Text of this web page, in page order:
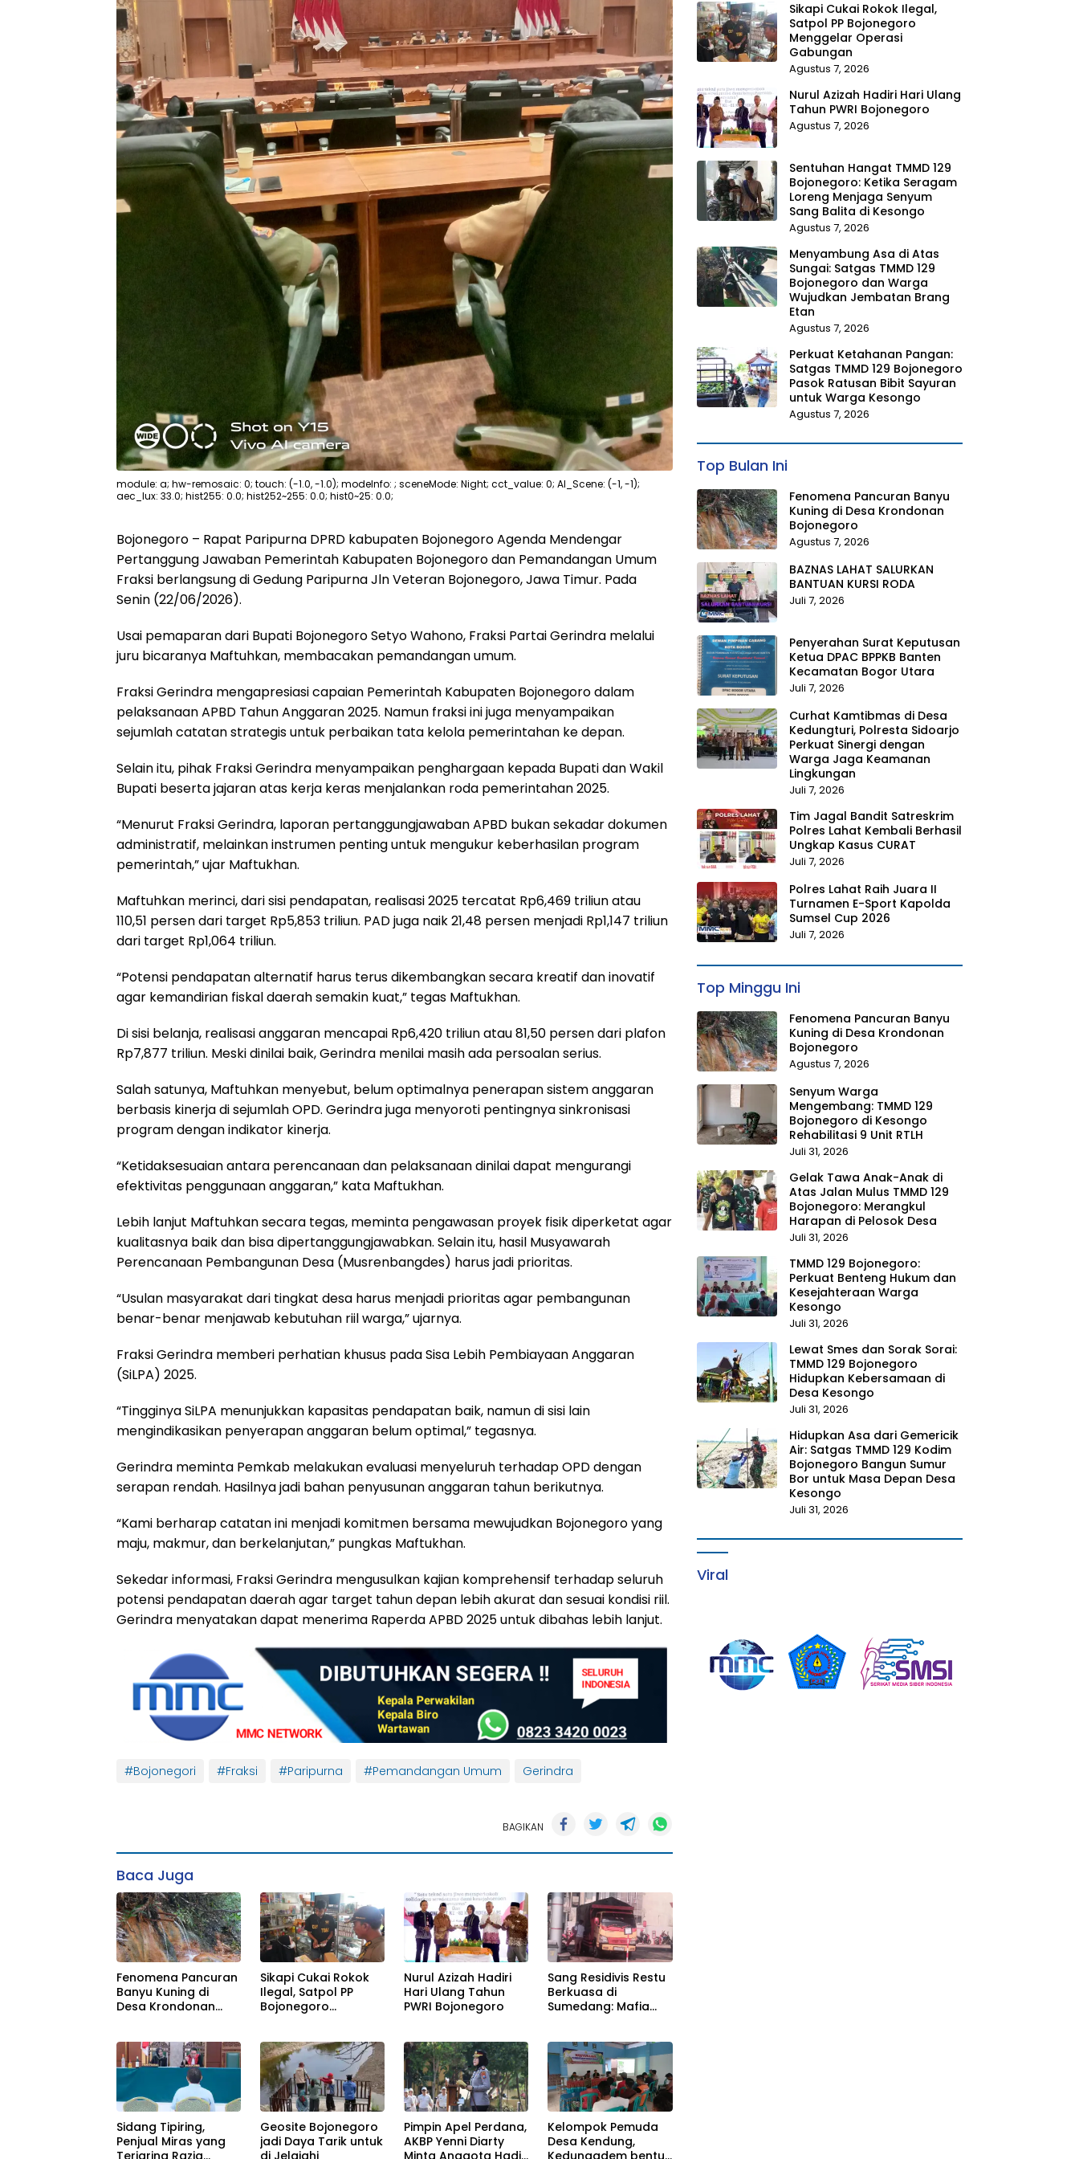
module: a; hw-remosaic: 0; touch: (-1.0, -1.0); modeInfo: ; sceneMode: Night; cct_value: 0; AI_Scene: (-1, -1);
aec_lux: 33.0; hist255: 0.0; hist252~255: 0.0; hist0~25: 0.0;
Bojonegoro – Rapat Paripurna DPRD kabupaten Bojonegoro Agenda Mendengar
Pertanggung Jawaban Pemerintah Kabupaten Bojonegoro dan Pemandangan Umum
Fraksi berlangsung di Gedung Paripurna Jln Veteran Bojonegoro, Jawa Timur. Pada
Senin (22/06/2026).
Usai pemaparan dari Bupati Bojonegoro Setyo Wahono, Fraksi Partai Gerindra melalui
juru bicaranya Maftuhkan, membacakan pemandangan umum.
Fraksi Gerindra mengapresiasi capaian Pemerintah Kabupaten Bojonegoro dalam
pelaksanaan APBD Tahun Anggaran 2025. Namun fraksi ini juga menyampaikan
sejumlah catatan strategis untuk perbaikan tata kelola pemerintahan ke depan.
Selain itu, pihak Fraksi Gerindra menyampaikan penghargaan kepada Bupati dan Wakil
Bupati beserta jajaran atas kerja keras menjalankan roda pemerintahan 2025.
“Menurut Fraksi Gerindra, laporan pertanggungjawaban APBD bukan sekadar dokumen
administratif, melainkan instrumen penting untuk mengukur keberhasilan program
pemerintah,” ujar Maftukhan.
Maftuhkan merinci, dari sisi pendapatan, realisasi 2025 tercatat Rp6,469 triliun atau
110,51 persen dari target Rp5,853 triliun. PAD juga naik 21,48 persen menjadi Rp1,147 triliun
dari target Rp1,064 triliun.
“Potensi pendapatan alternatif harus terus dikembangkan secara kreatif dan inovatif
agar kemandirian fiskal daerah semakin kuat,” tegas Maftukhan.
Di sisi belanja, realisasi anggaran mencapai Rp6,420 triliun atau 81,50 persen dari plafon
Rp7,877 triliun. Meski dinilai baik, Gerindra menilai masih ada persoalan serius.
Salah satunya, Maftuhkan menyebut, belum optimalnya penerapan sistem anggaran
berbasis kinerja di sejumlah OPD. Gerindra juga menyoroti pentingnya sinkronisasi
program dengan indikator kinerja.
“Ketidaksesuaian antara perencanaan dan pelaksanaan dinilai dapat mengurangi
efektivitas penggunaan anggaran,” kata Maftukhan.
Lebih lanjut Maftuhkan secara tegas, meminta pengawasan proyek fisik diperketat agar
kualitasnya baik dan bisa dipertanggungjawabkan. Selain itu, hasil Musyawarah
Perencanaan Pembangunan Desa (Musrenbangdes) harus jadi prioritas.
“Usulan masyarakat dari tingkat desa harus menjadi prioritas agar pembangunan
benar-benar menjawab kebutuhan riil warga,” ujarnya.
Fraksi Gerindra memberi perhatian khusus pada Sisa Lebih Pembiayaan Anggaran
(SiLPA) 2025.
“Tingginya SiLPA menunjukkan kapasitas pendapatan baik, namun di sisi lain
mengindikasikan penyerapan anggaran belum optimal,” tegasnya.
Gerindra meminta Pemkab melakukan evaluasi menyeluruh terhadap OPD dengan
serapan rendah. Hasilnya jadi bahan penyusunan anggaran tahun berikutnya.
“Kami berharap catatan ini menjadi komitmen bersama mewujudkan Bojonegoro yang
maju, makmur, dan berkelanjutan,” pungkas Maftukhan.
Sekedar informasi, Fraksi Gerindra mengusulkan kajian komprehensif terhadap seluruh
potensi pendapatan daerah agar target tahun depan lebih akurat dan sesuai kondisi riil.
Gerindra menyatakan dapat menerima Raperda APBD 2025 untuk dibahas lebih lanjut.
#Bojonegori #Fraksi #Paripurna #Pemandangan Umum Gerindra
BAGIKAN
Baca Juga
Fenomena Pancuran
Banyu Kuning di
Desa Krondonan
Sikapi Cukai Rokok
Ilegal, Satpol PP
Bojonegoro
Nurul Azizah Hadiri
Hari Ulang Tahun
PWRI Bojonegoro
Sang Residivis Restu
Berkuasa di
Sumedang: Mafia
Terangan, Seolah
Hukum Bungkam
Sidang Tipiring,
Penjual Miras yang
Geosite Bojonegoro
jadi Daya Tarik untuk
Pimpin Apel Perdana,
AKBP Yenni Diarty
Kelompok Pemuda
Desa Kendung,
Sikapi Cukai Rokok Ilegal,
Satpol PP Bojonegoro
Menggelar Operasi
Gabungan
Agustus 7, 2026
Nurul Azizah Hadiri Hari Ulang
Tahun PWRI Bojonegoro
Agustus 7, 2026
Sentuhan Hangat TMMD 129
Bojonegoro: Ketika Seragam
Loreng Menjaga Senyum
Sang Balita di Kesongo
Agustus 7, 2026
Menyambung Asa di Atas
Sungai: Satgas TMMD 129
Bojonegoro dan Warga
Wujudkan Jembatan Brang
Etan
Agustus 7, 2026
Perkuat Ketahanan Pangan:
Satgas TMMD 129 Bojonegoro
Pasok Ratusan Bibit Sayuran
untuk Warga Kesongo
Agustus 7, 2026
Top Bulan Ini
Fenomena Pancuran Banyu
Kuning di Desa Krondonan
Bojonegoro
Agustus 7, 2026
BAZNAS LAHAT SALURKAN
BANTUAN KURSI RODA
Juli 7, 2026
Penyerahan Surat Keputusan
Ketua DPAC BPPKB Banten
Kecamatan Bogor Utara
Juli 7, 2026
Curhat Kamtibmas di Desa
Kedungturi, Polresta Sidoarjo
Perkuat Sinergi dengan
Warga Jaga Keamanan
Lingkungan
Juli 7, 2026
Tim Jagal Bandit Satreskrim
Polres Lahat Kembali Berhasil
Ungkap Kasus CURAT
Juli 7, 2026
Polres Lahat Raih Juara II
Turnamen E-Sport Kapolda
Sumsel Cup 2026
Juli 7, 2026
Top Minggu Ini
Fenomena Pancuran Banyu
Kuning di Desa Krondonan
Bojonegoro
Agustus 7, 2026
Senyum Warga
Mengembang: TMMD 129
Bojonegoro di Kesongo
Rehabilitasi 9 Unit RTLH
Juli 31, 2026
Gelak Tawa Anak-Anak di
Atas Jalan Mulus TMMD 129
Bojonegoro: Merangkul
Harapan di Pelosok Desa
Juli 31, 2026
TMMD 129 Bojonegoro:
Perkuat Benteng Hukum dan
Kesejahteraan Warga
Kesongo
Juli 31, 2026
Lewat Smes dan Sorak Sorai:
TMMD 129 Bojonegoro
Hidupkan Kebersamaan di
Desa Kesongo
Juli 31, 2026
Hidupkan Asa dari Gemericik
Air: Satgas TMMD 129 Kodim
Bojonegoro Bangun Sumur
Bor untuk Masa Depan Desa
Kesongo
Juli 31, 2026
Viral